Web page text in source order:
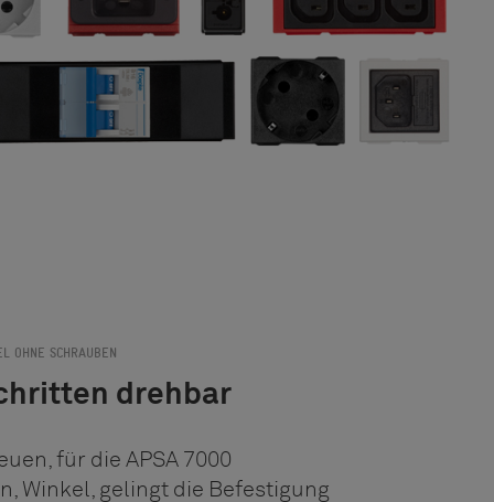
OHNE SCHRAUBEN
drehbar
für die APSA 7000
Winkel, gelingt die Befestigung